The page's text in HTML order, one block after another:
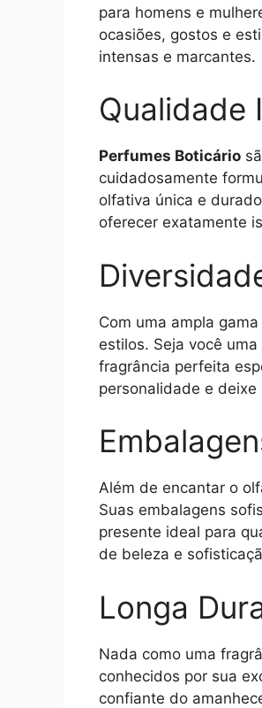
para homens e
ocasiões, gostos e
intensas e marcantes.
Qualidade
Perfumes Boticário
cuidadosamente
olfativa única e
oferecer exatamente
Com uma ampla
estilos. Seja você
fragrância perfeita
personalidade e deixe
Além de encantar o
Suas embalagens
presente ideal para
de beleza e
Longa
Nada como uma
conhecidos por sua
confiante do